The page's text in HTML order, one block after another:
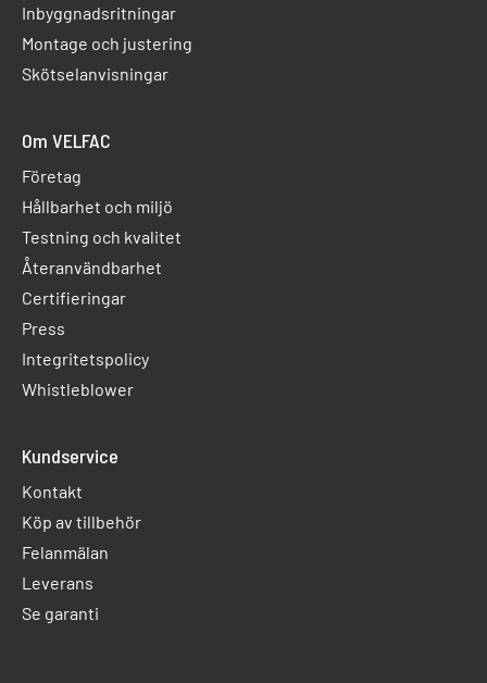
Inbyggnadsritningar
Montage och justering
Skötselanvisningar
Om VELFAC
Företag
Hållbarhet och miljö
Testning och kvalitet
Återanvändbarhet
Certifieringar
Press
Integritetspolicy
Whistleblower
Kundservice
Kontakt
Köp av tillbehör
Felanmälan
Leverans
Se garanti